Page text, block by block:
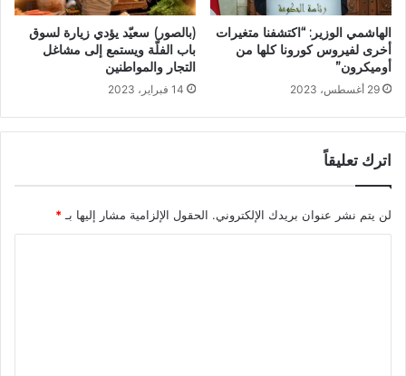
الهاشمي الوزير: “اكتشفنا متغيرات
أخرى لفيروس كورونا كلها من
أوميكرون”
29 أغسطس، 2023
(بالصور) سعيّد يؤدي زيارة لسوق
باب الفلّة ويستمع إلى مشاغل
التجار والمواطنين
14 فبراير، 2023
اترك تعليقاً
لن يتم نشر عنوان بريدك الإلكتروني. الحقول الإلزامية مشار إليها بـ *